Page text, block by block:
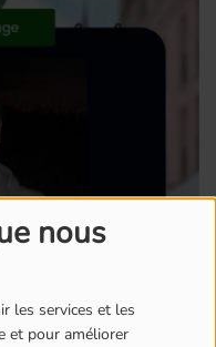
nous
les services et les
et pour améliorer
de TC13 Radio,